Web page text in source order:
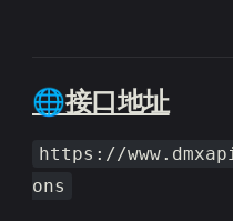
🌐接口地址
https://
ons